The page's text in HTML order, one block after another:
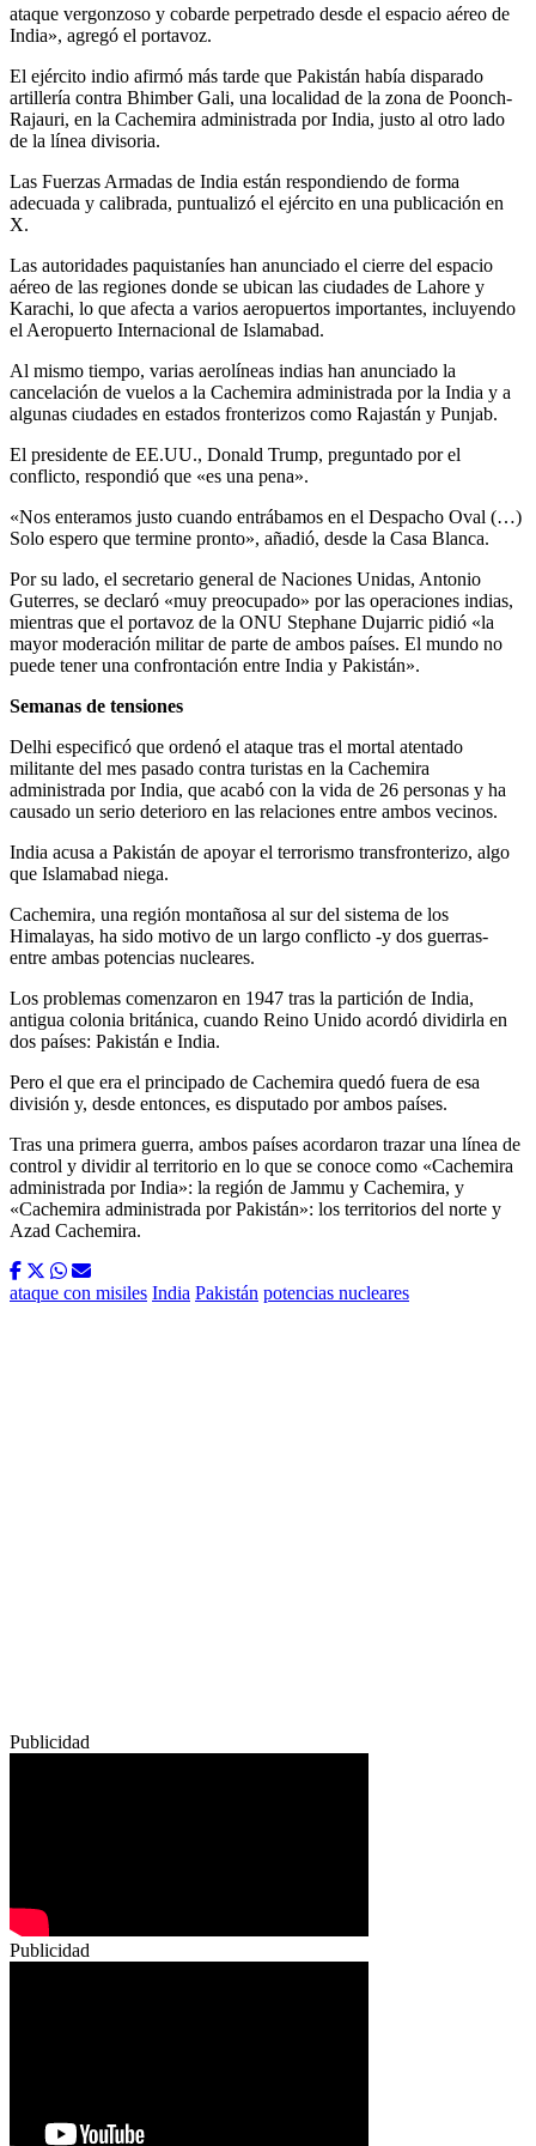
ataque vergonzoso y cobarde perpetrado desde el espacio aéreo de
India», agregó el portavoz.
El ejército indio afirmó más tarde que Pakistán había disparado
artillería contra Bhimber Gali, una localidad de la zona de Poonch-
Rajauri, en la Cachemira administrada por India, justo al otro lado
de la línea divisoria.
Las Fuerzas Armadas de India están respondiendo de forma
adecuada y calibrada, puntualizó el ejército en una publicación en
X.
Las autoridades paquistaníes han anunciado el cierre del espacio
aéreo de las regiones donde se ubican las ciudades de Lahore y
Karachi, lo que afecta a varios aeropuertos importantes, incluyendo
el Aeropuerto Internacional de Islamabad.
Al mismo tiempo, varias aerolíneas indias han anunciado la
cancelación de vuelos a la Cachemira administrada por la India y a
algunas ciudades en estados fronterizos como Rajastán y Punjab.
El presidente de EE.UU., Donald Trump, preguntado por el
conflicto, respondió que «es una pena».
«Nos enteramos justo cuando entrábamos en el Despacho Oval (…)
Solo espero que termine pronto», añadió, desde la Casa Blanca.
Por su lado, el secretario general de Naciones Unidas, Antonio
Guterres, se declaró «muy preocupado» por las operaciones indias,
mientras que el portavoz de la ONU Stephane Dujarric pidió «la
mayor moderación militar de parte de ambos países. El mundo no
puede tener una confrontación entre India y Pakistán».
Semanas de tensiones
Delhi especificó que ordenó el ataque tras el mortal atentado
militante del mes pasado contra turistas en la Cachemira
administrada por India, que acabó con la vida de 26 personas y ha
causado un serio deterioro en las relaciones entre ambos vecinos.
India acusa a Pakistán de apoyar el terrorismo transfronterizo, algo
que Islamabad niega.
Cachemira, una región montañosa al sur del sistema de los
Himalayas, ha sido motivo de un largo conflicto -y dos guerras-
entre ambas potencias nucleares.
Los problemas comenzaron en 1947 tras la partición de India,
antigua colonia británica, cuando Reino Unido acordó dividirla en
dos países: Pakistán e India.
Pero el que era el principado de Cachemira quedó fuera de esa
división y, desde entonces, es disputado por ambos países.
Tras una primera guerra, ambos países acordaron trazar una línea de
control y dividir al territorio en lo que se conoce como «Cachemira
administrada por India»: la región de Jammu y Cachemira, y
«Cachemira administrada por Pakistán»: los territorios del norte y
Azad Cachemira.
ataque con misiles India Pakistán potencias nucleares
Publicidad
Publicidad